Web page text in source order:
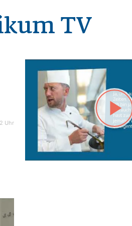
TV
Uhr